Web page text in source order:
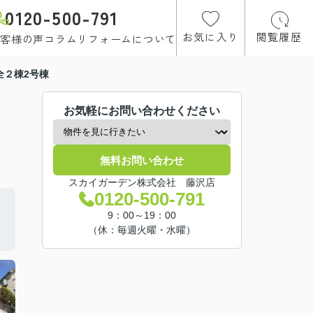
0120-500-791
様の声コラム リフォームについて お気に入り 閲覧履歴
棟2号棟
お気軽にお問い合わせください
無料お問い合わせ
スカイガーデン株式会社 藤沢店
0120-500-791
9：00～19：00
（休：毎週火曜・水曜）